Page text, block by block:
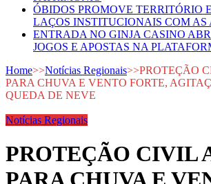
ÓBIDOS PROMOVE TERRITÓRIO
LAÇOS INSTITUCIONAIS COM AS
ENTRADA NO GINJA CASINO
JOGOS E APOSTAS NA
Home>>Notícias Regionais>>PROTEÇÃO
PARA CHUVA E VENTO FORTE,
QUEDA DE NEVE
Notícias Regionais
PROTEÇÃO CIVIL